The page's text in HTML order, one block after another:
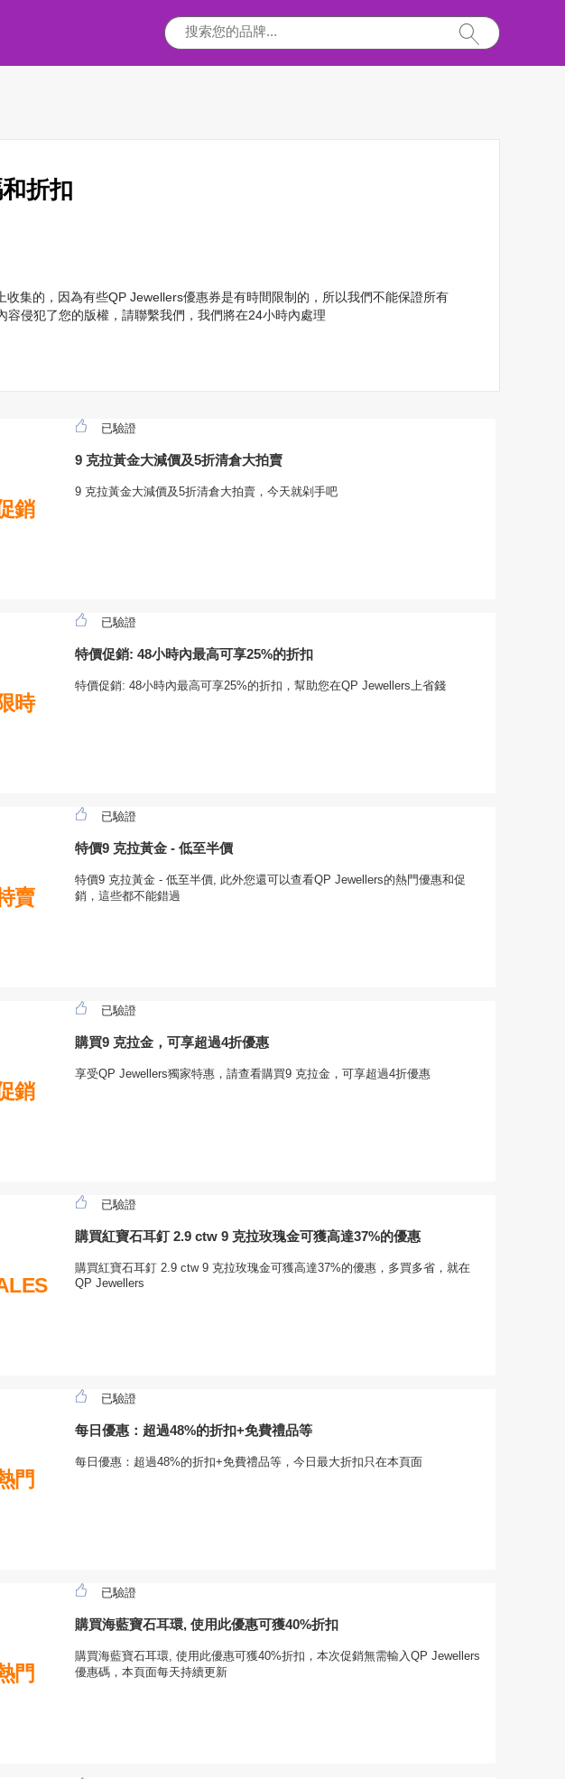
折扣
集的，因為有些QP Jewellers優惠券是有時間限制的，所以我們不能保證所有
侵犯了您的版權，請聯繫我們，我們將在24小時內處理
銷
已驗證
9 克拉黃金大減價及5折清倉大拍賣
9 克拉黃金大減價及5折清倉大拍賣，今天就剁手吧
時
已驗證
特價促銷: 48小時內最高可享25%的折扣
特價促銷: 48小時內最高可享25%的折扣，幫助您在QP Jewellers上省錢
賣
已驗證
特價9 克拉黃金 - 低至半價
特價9 克拉黃金 - 低至半價, 此外您還可以查看QP Jewellers的熱門優惠和促
銷，這些都不能錯過
銷
已驗證
購買9 克拉金，可享超過4折優惠
享受QP Jewellers獨家特惠，請查看購買9 克拉金，可享超過4折優惠
已驗證
購買紅寶石耳釘 2.9 ctw 9 克拉玫瑰金可獲高達37%的優惠
購買紅寶石耳釘 2.9 ctw 9 克拉玫瑰金可獲高達37%的優惠，多買多省，就在
QP Jewellers
門
已驗證
每日優惠：超過48%的折扣+免費禮品等
每日優惠：超過48%的折扣+免費禮品等，今日最大折扣只在本頁面
門
已驗證
購買海藍寶石耳環, 使用此優惠可獲40%折扣
購買海藍寶石耳環, 使用此優惠可獲40%折扣，本次促銷無需輸入QP Jewellers
優惠碼，本頁面每天持續更新